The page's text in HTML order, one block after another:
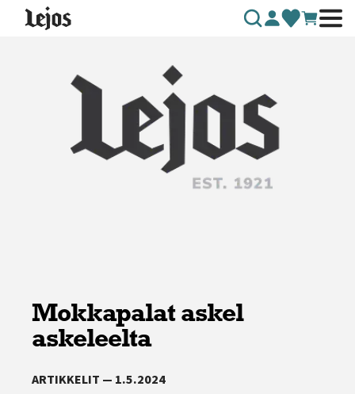
Siirry sisältöön
Mokkapalat askel
askeleelta
ARTIKKELIT — 1.5.2024